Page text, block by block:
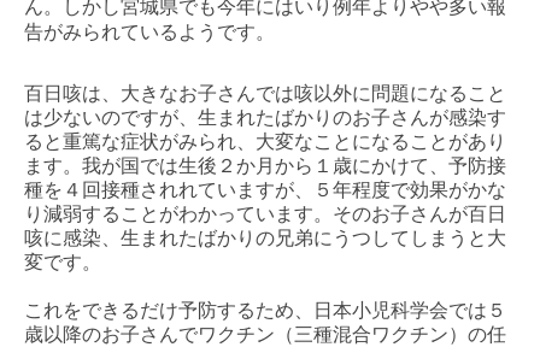
ん。しかし宮城県でも今年にはいり例年よりやや多い報
告がみられているようです。
百日咳は、大きなお子さんでは咳以外に問題になること
は少ないのですが、生まれたばかりのお子さんが感染す
ると重篤な症状がみられ、大変なことになることがあり
ます。我が国では生後２か月から１歳にかけて、予防接
種を４回接種されれていますが、５年程度で効果がかな
り減弱することがわかっています。そのお子さんが百日
咳に感染、生まれたばかりの兄弟にうつしてしまうと大
変です。
これをできるだけ予防するため、日本小児科学会では５
歳以降のお子さんでワクチン（三種混合ワクチン）の任